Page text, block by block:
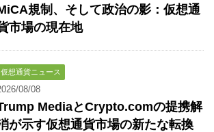
規制、そして政治の影：仮想通
市場の現在地
仮想通貨ニュース
08/08
MediaとCrypto.comの提携解
が示す仮想通貨市場の新たな転換